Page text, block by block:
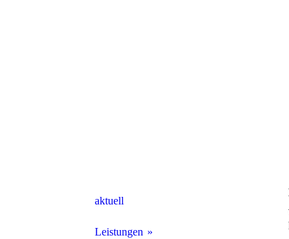
aktuell
Leistungen